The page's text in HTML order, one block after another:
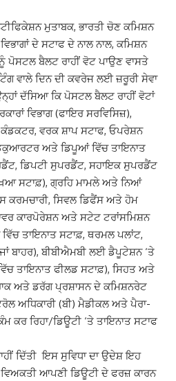
ਮੁਤਾਬਕ, ਭਾਰਤੀ ਚੋਣ ਕਮਿਸ਼ਨ
ਦੇ ਸਟਾਫ ਦੇ ਨਾਲ ਨਾਲ, ਕਮਿਸ਼ਨ
ਪੋਸਟਲ ਬੈਲਟ ਰਾਹੀਂ ਵੋਟ ਪਾਉਣ ਵਾਸਤੇ
ਵਾਲੇ ਦਿਨ ਦੀ ਕਵਰੇਜ ਲਈ ਜ਼ਰੂਰੀ ਸੇਵਾ
ਦੱਸਿਆ ਕਿ ਪੋਸਟਲ ਬੈਲਟ ਰਾਹੀਂ ਵੋਟਾਂ
ਵਿਭਾਗ (ਫਾਇਰ ਸਰਵਿਸਿਜ਼),
ਵਰਕ ਸ਼ਾਪ ਸਟਾਫ, ਓਪਰੇਸ਼ਨ
ਅਤੇ ਡਿਪੂਆਂ ਵਿੱਚ ਤਾਇਨਾਤ
ਡਿਪਟੀ ਸੁਪਰਡੈਂਟ, ਸਹਾਇਕ ਸੁਪਰਡੈਂਟ
ਸਟਾਫ਼), ਗ੍ਰਹਿ ਮਾਮਲੇ ਅਤੇ ਨਿਆਂ
ਕਰਮਚਾਰੀ, ਸਿਵਲ ਡਿਫੈਂਸ ਅਤੇ ਹੋਮ
ਕਾਰਪੋਰੇਸ਼ਨ ਅਤੇ ਸਟੇਟ ਟਰਾਂਸਮਿਸ਼ਨ
ਤਾਇਨਾਤ ਸਟਾਫ਼, ਥਰਮਲ ਪਲਾਂਟ,
ਬਾਹਰ), ਬੀਬੀਐਮਬੀ ਲਈ ਡੈਪੂਟੇਸ਼ਨ ‘ਤੇ
ਤਾਇਨਾਤ ਫੀਲਡ ਸਟਾਫ਼), ਸਿਹਤ ਅਤੇ
ਅਤੇ ਡਰੱਗ ਪ੍ਰਸ਼ਾਸਨ ਦੇ ਕਮਿਸ਼ਨਰੇਟ
ਅਧਿਕਾਰੀ (ਬੀ) ਮੈਡੀਕਲ ਅਤੇ ਪੈਰਾ-
ਕਰ ਰਿਹਾ/ਡਿਊਟੀ ‘ਤੇ ਤਾਇਨਾਤ ਸਟਾਫ
ਦਿੱਤੀ ਇਸ ਸੁਵਿਧਾ ਦਾ ਉਦੇਸ਼ ਇਹ
ਆਪਣੀ ਡਿਊਟੀ ਦੇ ਫਰਜ਼ ਕਾਰਨ